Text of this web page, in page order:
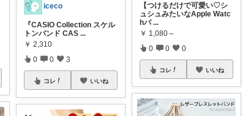
iceco
『CASIO Collection スケル
トンバンド CAS ...
￥ 2,310
0 0 3
コレ いいね
【つけるだけで可愛い♡シ
ュシュみたいなApple Watc
hバ ...
￥ 1,080～
0 0 0
コレ いいね